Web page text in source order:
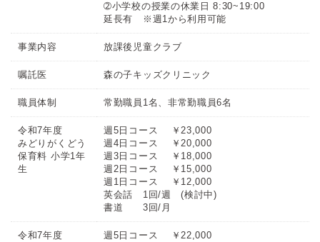
➁小学校の授業の休業日 8:30~19:00
延長有 ※週1から利用可能
事業内容 放課後児童クラブ
嘱託医 森の子キッズクリニック
職員体制 常勤職員1名、非常勤職員6名
令和7年度
みどりがくどう
保育料 小学1年
生
週5日コース ￥23,000
週4日コース ￥20,000
週3日コース ￥18,000
週2日コース ￥15,000
週1日コース ￥12,000
英会話 1回/週 (検討中)
書道 3回/月
令和7年度
週5日コース ￥22,000